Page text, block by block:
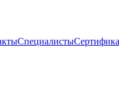
Специалисты